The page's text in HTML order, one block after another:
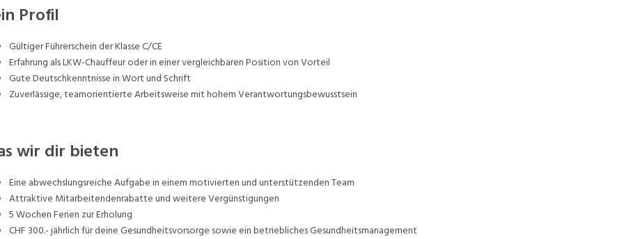
Profil
Gültiger Führerschein der Klasse C/CE
Erfahrung als LKW-Chauffeur oder in einer vergleichbaren Position von Vorteil
Gute Deutschkenntnisse in Wort und Schrift
Zuverlässige, teamorientierte Arbeitsweise mit hohem Verantwortungsbewusstsein
wir dir bieten
Eine abwechslungsreiche Aufgabe in einem motivierten und unterstützenden Team
Attraktive Mitarbeitendenrabatte und weitere Vergünstigungen
5 Wochen Ferien zur Erholung
CHF 300.- jährlich für deine Gesundheitsvorsorge sowie ein betriebliches Gesundheitsmanagement